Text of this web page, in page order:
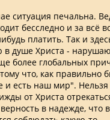
ситуация печальна.
бесследно и за всё
платить. Так и
душе Христа -
более глобальных
что, как правильно
и есть наш мир". Нельзя
от Христа
в надежде, что